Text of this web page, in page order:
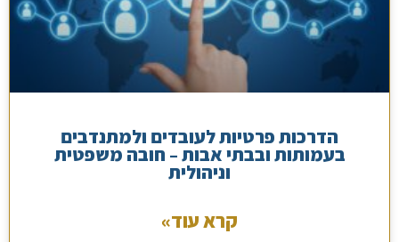
הדרכות פרטיות לעובדים ולמתנדבים
בעמותות ובבתי אבות – חובה משפטית
וניהולית
קרא עוד»